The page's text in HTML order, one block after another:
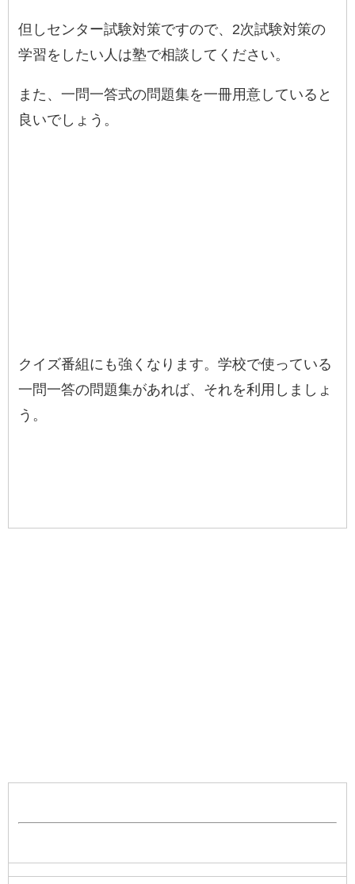
但しセンター試験対策ですので、2次試験対策の
学習をしたい人は塾で相談してください。
また、一問一答式の問題集を一冊用意していると
良いでしょう。
クイズ番組にも強くなります。学校で使っている
一問一答の問題集があれば、それを利用しましょ
う。